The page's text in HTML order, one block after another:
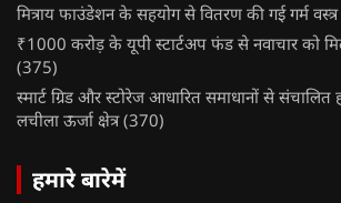
मित्राय फाउंडेशन के सहयोग से वितरण की गई गर्म वस्त्र
₹1000 करोड़ के यूपी स्टार्टअप फंड से नवाचार को
(375)
स्मार्ट ग्रिड और स्टोरेज आधारित समाधानों से
लचीला ऊर्जा क्षेत्र (370)
हमारे बारेमें